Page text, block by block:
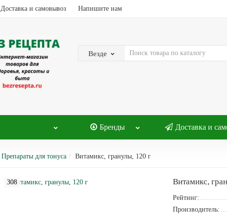
Доставка и самовывоз Напишите нам
Везде
Бренды Доставка и
Препараты для тонуса Витамикс, гранулы, 120 г
308 Витамикс,
Рейтинг:
Производитель: